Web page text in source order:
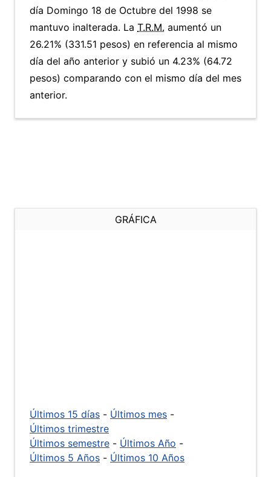
día Domingo 18 de Octubre del 1998 se
mantuvo inalterada. La T.R.M. aumentó un
26.21% (331.51 pesos) en referencia al mismo
día del año anterior y subió un 4.23% (64.72
pesos) comparando con el mismo día del mes
anterior.
GRÁFICA
Últimos 15 días - Últimos mes -
Últimos trimestre
Últimos semestre - Últimos Año -
Últimos 5 Años - Últimos 10 Años